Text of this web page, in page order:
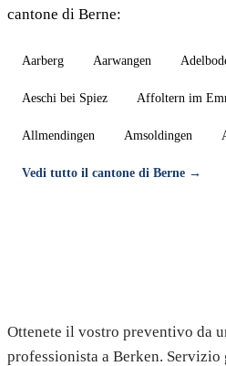
cantone di Berne:
Aarberg Aarwangen
Aeschi bei Spiez Affoltern im
Allmendingen Amsoldingen
Vedi tutto il cantone di Berne →
Ottenete il vostro preventivo da
professionista a Berken.